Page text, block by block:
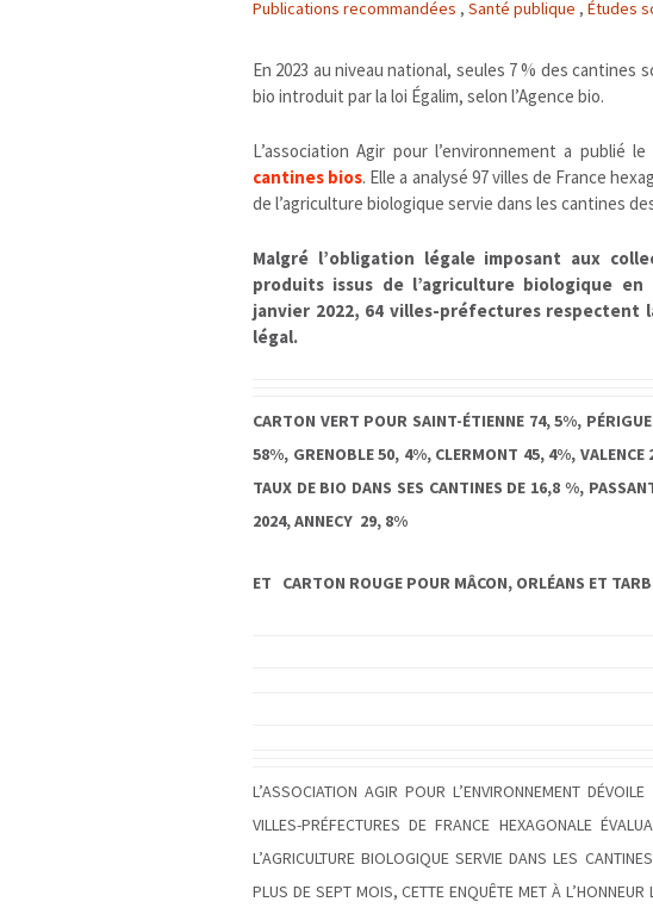
Bruit
Déchets
Eau
Énergies
Modes
Sommeil
Publications recommandées , Santé publique , Études
En 2023 au niveau national, seules 7 % des cantines
bio introduit par la loi Égalim, selon l’Agence bio.
L’association Agir pour l’environnement a publié
cantines bios. Elle a analysé 97 villes de France
de l’agriculture biologique servie dans les cantines
Malgré l’obligation légale imposant aux
produits issus de l’agriculture biologique
janvier 2022, 64 villes-préfectures respectent
légal.
CARTON VERT POUR SAINT-ÉTIENNE 74, 5%,
58%, GRENOBLE 50, 4%, CLERMONT 45, 4%, VALENCE
TAUX DE BIO DANS SES CANTINES DE 16,8 %,
2024, ANNECY 29, 8%
ET CARTON ROUGE POUR MÂCON, ORLÉANS ET
L’ASSOCIATION AGIR POUR L’ENVIRONNEMENT DÉVOILE
VILLES-PRÉFECTURES DE FRANCE HEXAGONALE
L’AGRICULTURE BIOLOGIQUE SERVIE DANS LES
PLUS DE SEPT MOIS, CETTE ENQUÊTE MET À L’HONNEUR